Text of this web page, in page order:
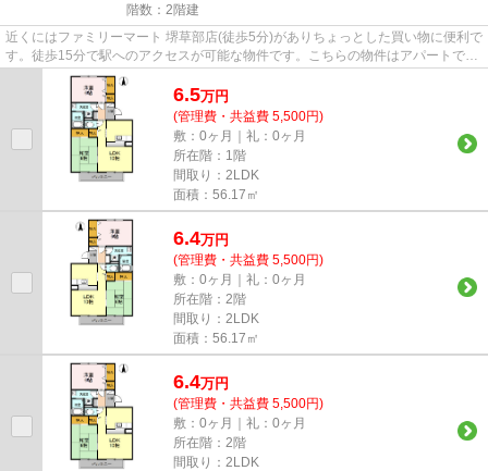
階数：2階建
近くにはファミリーマート 堺草部店(徒歩5分)がありちょっとした買い物に便利で
す。徒歩15分で駅へのアクセスが可能な物件です。こちらの物件はアパートで
す。面倒なゴミ捨ての負担を...
6.5万円
(管理費・共益費 5,500円)
敷：0ヶ月｜礼：0ヶ月
所在階：1階
間取り：2LDK
面積：56.17㎡
6.4万円
(管理費・共益費 5,500円)
敷：0ヶ月｜礼：0ヶ月
所在階：2階
間取り：2LDK
面積：56.17㎡
6.4万円
(管理費・共益費 5,500円)
敷：0ヶ月｜礼：0ヶ月
所在階：2階
間取り：2LDK